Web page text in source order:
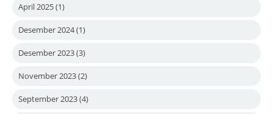
April 2025(1)
Desember 2024(1)
Desember 2023(3)
November 2023(2)
September 2023(4)